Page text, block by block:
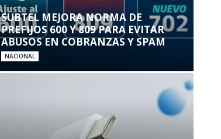
SUBTEL MEJORA NORMA DE
PREFIJOS 600 Y 809 PARA EVITAR
ABUSOS EN COBRANZAS Y SPAM
NACIONAL